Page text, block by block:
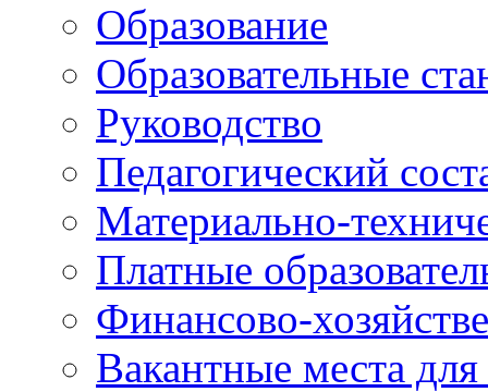
Образование
Образовательные
Руководство
Педагогический
Материально-
Платные
Финансово-
Вакантные места